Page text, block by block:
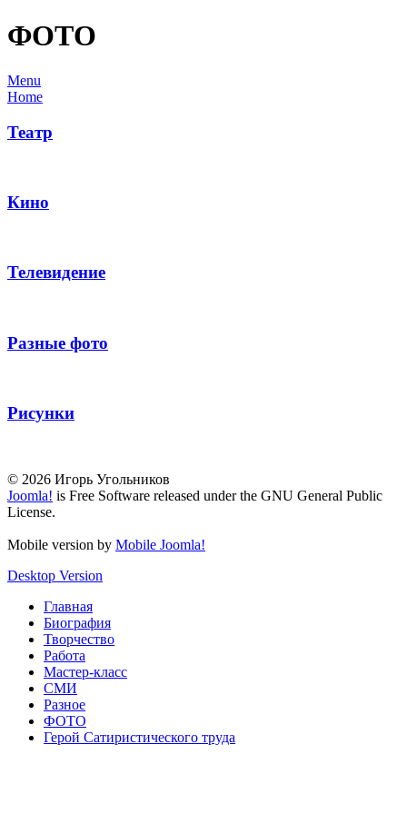
ФОТО
Menu
Home
Театр
Кино
Телевидение
Разные фото
Рисунки
© 2026 Игорь Угольников
Joomla! is Free Software released under the GNU General Public
License.
Mobile version by Mobile Joomla!
Desktop Version
Главная
Биография
Творчество
Работа
Мастер-класс
СМИ
Разное
ФОТО
Герой Сатиристического труда